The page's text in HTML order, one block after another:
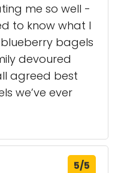
me so well -
to know what I
bagels
devoured
agreed best
we’ve ever
5/5